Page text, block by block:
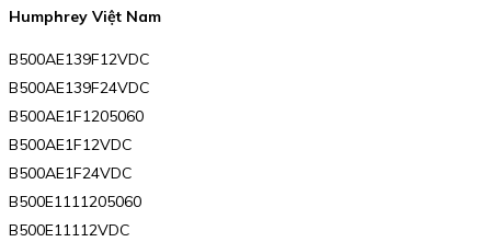
Humphrey Việt Nam
B500AE139F12VDC
B500AE139F24VDC
B500AE1F1205060
B500AE1F12VDC
B500AE1F24VDC
B500E1111205060
B500E11112VDC